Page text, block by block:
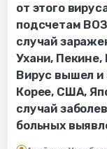
от этого
подсчетам ВОЗ
случай
Ухани,
Вирус вышел
Корее, США,
случай
больных